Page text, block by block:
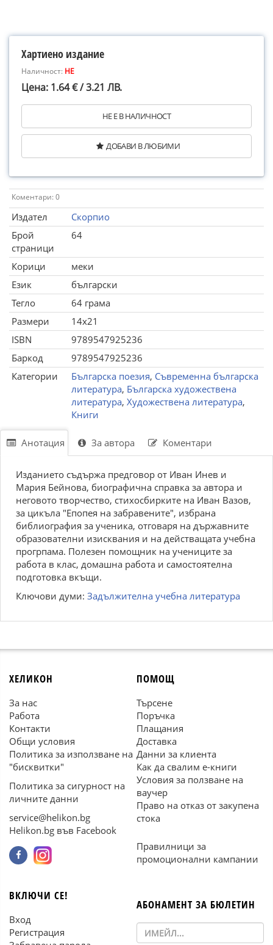
Хартиено издание
Наличност: НЕ
Цена: 1.64 € / 3.21 ЛВ.
НЕ Е В НАЛИЧНОСТ
ДОБАВИ В ЛЮБИМИ
Коментари: 0
Издател
Скорпио
Брой
страници
64
Корици
меки
Език
български
Тегло
64 грама
Размери
14x21
ISBN
9789547925236
Баркод
9789547925236
Категории
Българска поезия, Съвременна българска
литература, Българска художествена
литература, Художествена литература,
Книги
Анотация За автора Коментари
Изданието съдържа предговор от Иван Инев и
Мария Бейнова, биографична справка за автора и
неговото творчество, стихосбирките на Иван Вазов,
за цикъла "Епопея на забравените", избрана
библиография за ученика, отговаря на държавните
образователни изисквания и на действащата учебна
прогрпама. Полезен помощник на учениците за
работа в клас, домашна работа и самостоятелна
подготовка вкъщи.
Ключови думи: Задължителна учебна литература
ХЕЛИКОН
За нас
Работа
Контакти
Общи условия
Политика за използване на
"бисквитки"
Политика за сигурност на
личните данни
service@helikon.bg
Helikon.bg във Facebook
ПОМОЩ
Търсене
Поръчка
Плащания
Доставка
Данни за клиента
Как да свалим е-книги
Условия за ползване на
ваучер
Право на отказ от закупена
стока
Правилници за
промоционални кампании
ВКЛЮЧИ СЕ!
Вход
Регистрация
АБОНАМЕНТ ЗА БЮЛЕТИН